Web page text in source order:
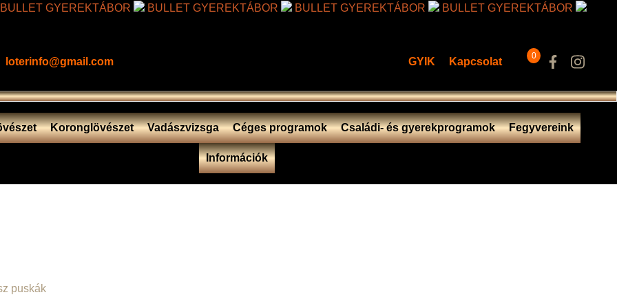
BULLET GYEREKTÁBOR BULLET GYEREKTÁBOR BULLET GYEREKTÁBOR
BULLET GYEREKTÁBOR
loterinfo@gmail.com GYIK Kapcsolat 0
Koronglövészet Vadászvizsga Céges programok Családi- és gyerekprogramok Fegyvereink
Információk
puskák